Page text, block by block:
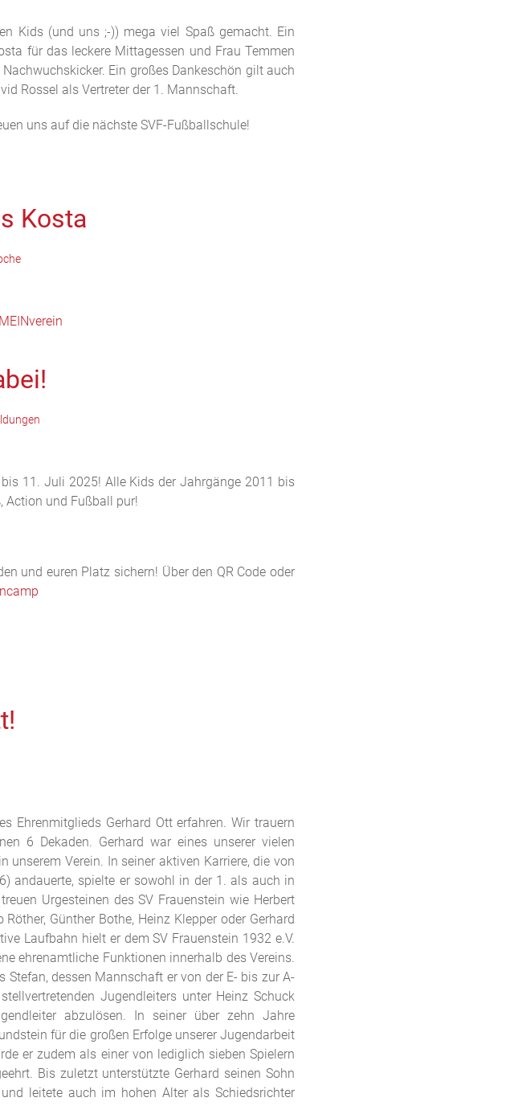
Kids (und uns ;-)) mega viel Spaß gemacht. Ein
für das leckere Mittagessen und Frau Temmen
Ein großes Dankeschön gilt auch
Rossel als Vertreter der 1. Mannschaft.
uns auf die nächste SVF-Fußballschule!
Kosta
11. Juli 2025! Alle Kids der Jahrgänge 2011 bis
Action und Fußball pur!
und euren Platz sichern! Über den QR Code oder
Ehrenmitglieds Gerhard Ott erfahren. Wir trauern
6 Dekaden. Gerhard war eines unserer vielen
Verein. In seiner aktiven Karriere, die von
andauerte, spielte er sowohl in der 1. als auch in
Urgesteinen des SV Frauenstein wie Herbert
Günther Bothe, Heinz Klepper oder Gerhard
Laufbahn hielt er dem SV Frauenstein 1932 e.V.
ehrenamtliche Funktionen innerhalb des Vereins.
dessen Mannschaft er von der E- bis zur A-
Jugendleiters unter Heinz Schuck
abzulösen. In seiner über zehn Jahre
für die großen Erfolge unserer Jugendarbeit
er zudem als einer von lediglich sieben Spielern
Bis zuletzt unterstützte Gerhard seinen Sohn
leitete auch im hohen Alter als Schiedsrichter